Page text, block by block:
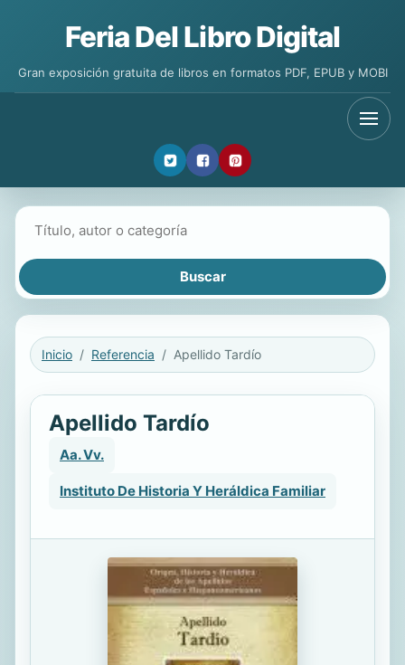
Feria Del Libro Digital
Gran exposición gratuita de libros en formatos PDF, EPUB y MOBI
Inicio Referencia Apellido Tardío
Apellido Tardío
Aa. Vv.
Instituto De Historia Y Heráldica Familiar